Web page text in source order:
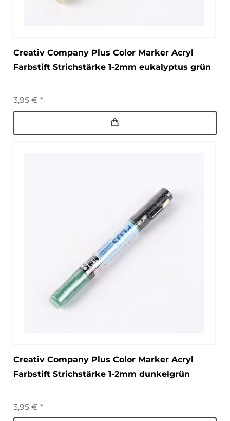
Creativ Company Plus Color Marker Acryl
Farbstift Strichstärke 1-2mm eukalyptus grün
3,95 € *
Creativ Company Plus Color Marker Acryl
Farbstift Strichstärke 1-2mm dunkelgrün
3,95 € *